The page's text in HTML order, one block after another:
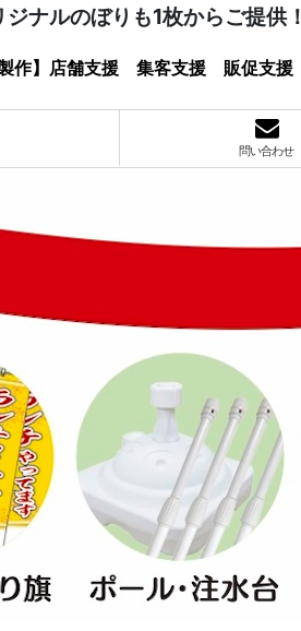
ナルのぼりも1枚からご提供！
製作】店舗支援 集客支援 販促支援
問い合わせ